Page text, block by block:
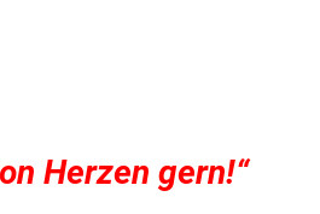
Herzen gern!“